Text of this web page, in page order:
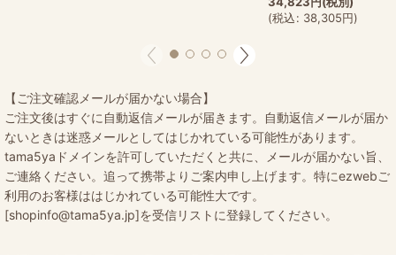
(税込: 38,305円)
【ご注文確認メールが届かない場合】
ご注文後はすぐに自動返信メールが届きます。自動返信メールが届か
ないときは迷惑メールとしてはじかれている可能性があります。
tama5yaドメインを許可していただくと共に、メールが届かない旨、
ご連絡ください。追って携帯よりご案内申し上げます。特にezwebご
利用のお客様ははじかれている可能性大です。
[shopinfo@tama5ya.jp]を受信リストに登録してください。